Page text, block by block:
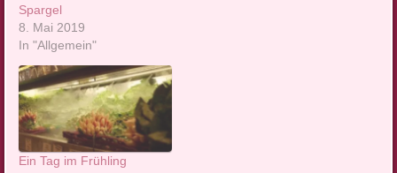
Spargel
8. Mai 2019
In "Allgemein"
Ein Tag im Frühling